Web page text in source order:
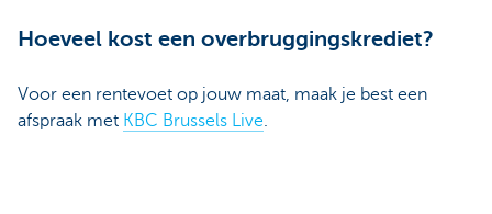
Hoeveel kost een overbruggingskrediet?
Voor een rentevoet op jouw maat, maak je best een
afspraak met KBC Brussels Live.